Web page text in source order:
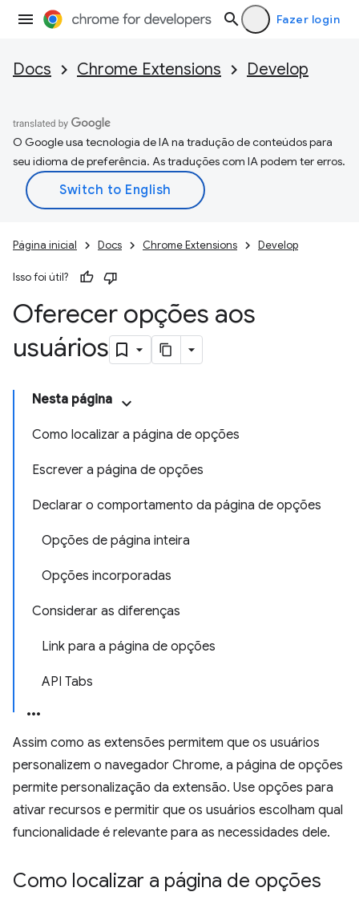
Fazer login
Docs Chrome Extensions Develop
O Google usa tecnologia de IA na tradução de conteúdos para
seu idioma de preferência. As traduções com IA podem ter erros.
Página inicial Docs Chrome Extensions Develop
Isso foi útil?
Oferecer opções aos
usuários
Nesta página
Como localizar a página de opções
Escrever a página de opções
Declarar o comportamento da página de opções
Opções de página inteira
Opções incorporadas
Considerar as diferenças
Link para a página de opções
API Tabs
Assim como as extensões permitem que os usuários
personalizem o navegador Chrome, a página de opções
permite personalização da extensão. Use opções para
ativar recursos e permitir que os usuários escolham qual
funcionalidade é relevante para as necessidades dele.
Como localizar a página de opções